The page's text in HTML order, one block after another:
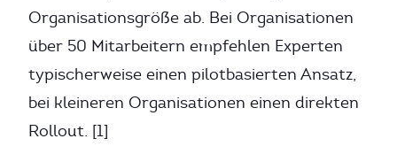
Organisationsgröße ab. Bei Organisationen
über 50 Mitarbeitern empfehlen Experten
typischerweise einen pilotbasierten Ansatz,
bei kleineren Organisationen einen direkten
Rollout. [1]